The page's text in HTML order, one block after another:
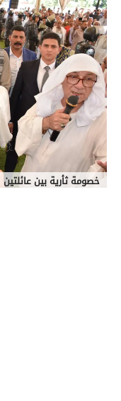
خصومة ثأرية بين عائلتين